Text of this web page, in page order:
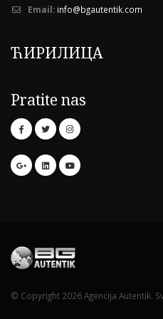
Email: info@bgautentik.com
ЋИРИЛИЦА
Pratite nas
© Copyright 2026 Agencija Autentik.